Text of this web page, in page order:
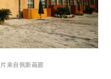
来自佩斯画廊